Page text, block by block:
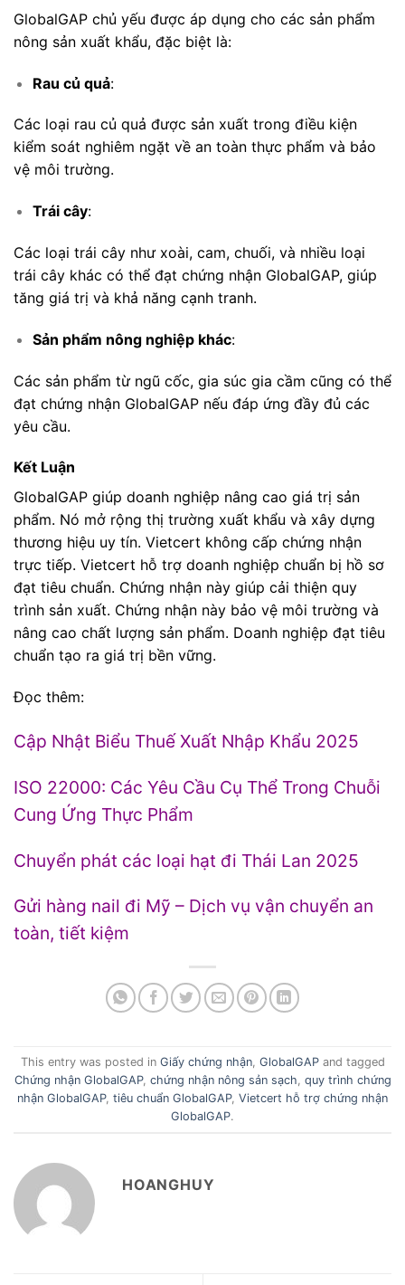
GlobalGAP chủ yếu được áp dụng cho các sản phẩm
nông sản xuất khẩu, đặc biệt là:
Rau củ quả:
Các loại rau củ quả được sản xuất trong điều kiện
kiểm soát nghiêm ngặt về an toàn thực phẩm và bảo
vệ môi trường.
Trái cây:
Các loại trái cây như xoài, cam, chuối, và nhiều loại
trái cây khác có thể đạt chứng nhận GlobalGAP, giúp
tăng giá trị và khả năng cạnh tranh.
Sản phẩm nông nghiệp khác:
Các sản phẩm từ ngũ cốc, gia súc gia cầm cũng có thể
đạt chứng nhận GlobalGAP nếu đáp ứng đầy đủ các
yêu cầu.
Kết Luận
GlobalGAP giúp doanh nghiệp nâng cao giá trị sản
phẩm. Nó mở rộng thị trường xuất khẩu và xây dựng
thương hiệu uy tín. Vietcert không cấp chứng nhận
trực tiếp. Vietcert hỗ trợ doanh nghiệp chuẩn bị hồ sơ
đạt tiêu chuẩn. Chứng nhận này giúp cải thiện quy
trình sản xuất. Chứng nhận này bảo vệ môi trường và
nâng cao chất lượng sản phẩm. Doanh nghiệp đạt tiêu
chuẩn tạo ra giá trị bền vững.
Đọc thêm:
Cập Nhật Biểu Thuế Xuất Nhập Khẩu 2025
ISO 22000: Các Yêu Cầu Cụ Thể Trong Chuỗi
Cung Ứng Thực Phẩm
Chuyển phát các loại hạt đi Thái Lan 2025
Gửi hàng nail đi Mỹ – Dịch vụ vận chuyển an
toàn, tiết kiệm
This entry was posted in Giấy chứng nhận, GlobalGAPand tagged
Chứng nhận GlobalGAP, chứng nhận nông sản sạch quy trình chứng
nhận GlobalGAP, tiêu chuẩn GlobalGAP, Vietcert hỗ trợ chứng nhận
GlobalGAP.
HOANGHUY